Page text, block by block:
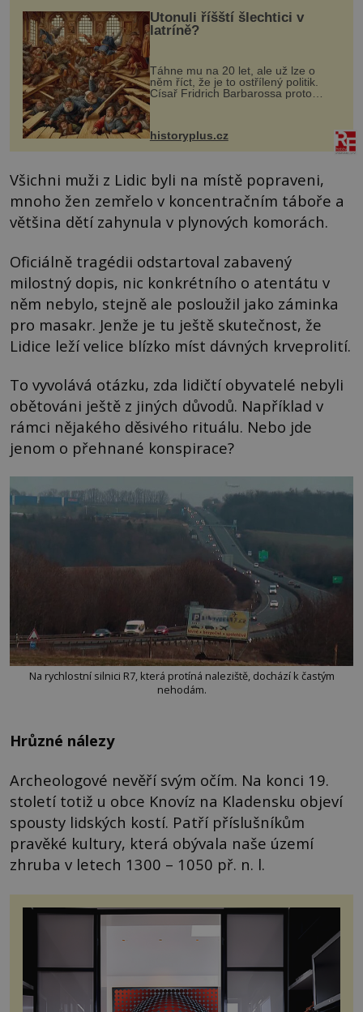
Utonuli říšští šlechtici v
latríně?
Táhne mu na 20 let, ale už lze o
něm říct, že je to ostřílený politik.
Císař Fridrich Barbarossa proto
posílá svého syna a dědice Jindřicha
VI. do Erfurtu, aby se stal
prostředníkem při řešení sporu m...
historyplus.cz
Všichni muži z Lidic byli na místě popraveni,
mnoho žen zemřelo v koncentračním táboře a
většina dětí zahynula v plynových komorách.
Oficiálně tragédii odstartoval zabavený
milostný dopis, nic konkrétního o atentátu v
něm nebylo, stejně ale posloužil jako záminka
pro masakr. Jenže je tu ještě skutečnost, že
Lidice leží velice blízko míst dávných krveprolití.
To vyvolává otázku, zda lidičtí obyvatelé nebyli
obětováni ještě z jiných důvodů. Například v
rámci nějakého děsivého rituálu. Nebo jde
jenom o přehnané konspirace?
Na rychlostní silnici R7, která protíná naleziště, dochází k častým
nehodám.
Hrůzné nálezy
Archeologové nevěří svým očím. Na konci 19.
století totiž u obce Knovíz na Kladensku objeví
spousty lidských kostí. Patří příslušníkům
pravěké kultury, která obývala naše území
zhruba v letech 1300 – 1050 př. n. l.